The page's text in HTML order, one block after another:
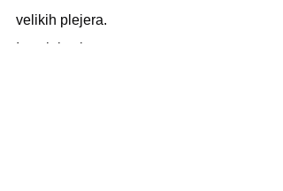
velikih plejera.
I uspjela si.